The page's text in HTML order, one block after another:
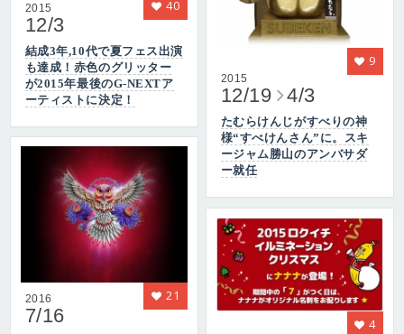
2015
12/3
結成3年,10代で夏フェス出演
も達成！赤色のグリッター
が2015年最後のG-NEXTア
ーティストに決定！
40
2016
7/16
21
2015
12/19 4/3
たむらけんじがすべりの神
様“すべけんさん”に。スキ
ージャム勝山のアンバサダ
ー就任
9
4